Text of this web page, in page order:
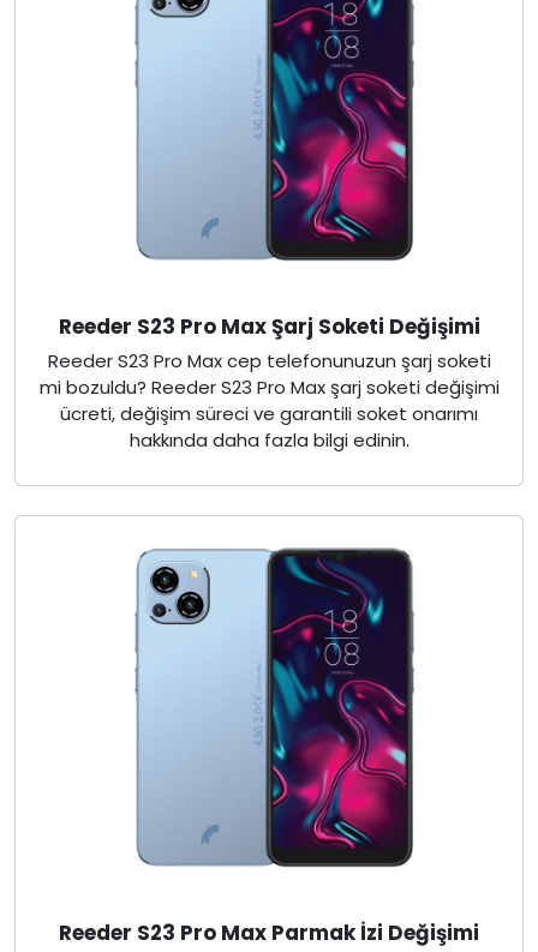
Reeder S23 Pro Max Şarj Soketi Değişimi
Reeder S23 Pro Max cep telefonunuzun şarj soketi
mi bozuldu? Reeder S23 Pro Max şarj soketi değişimi
ücreti, değişim süreci ve garantili soket onarımı
hakkında daha fazla bilgi edinin.
Reeder S23 Pro Max Parmak İzi Değişimi